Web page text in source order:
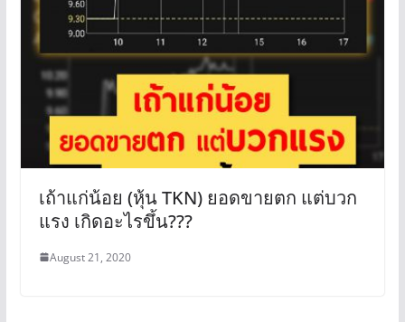
เถ้าแก่น้อย (หุ้น TKN) ยอดขายตก แต่บวก
แรง เกิดอะไรขึ้น???
August 21, 2020